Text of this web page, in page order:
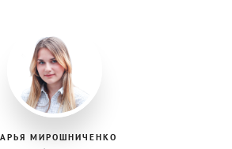
МИРОШНИЧЕНКО